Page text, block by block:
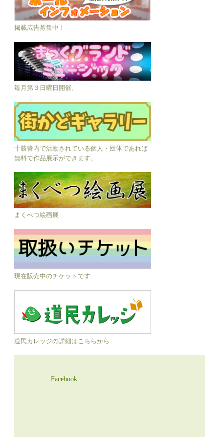
掲載広告募集中！
毎月第３日曜日開催。
十勝管内で活動されている個人・団体であれば
無料で作品展示ができます。
まくべつ絵画展
現在販売中のチケットです
道民カレッジの詳細はこちらから
Facebook